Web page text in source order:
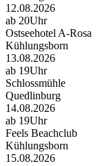
12.08.2026
ab 20Uhr
Ostseehotel A-Rosa
Kühlungsborn
13.08.2026
ab 19Uhr
Schlossmühle
Quedlinburg
14.08.2026
ab 19Uhr
Feels Beachclub
Kühlungsborn
15.08.2026